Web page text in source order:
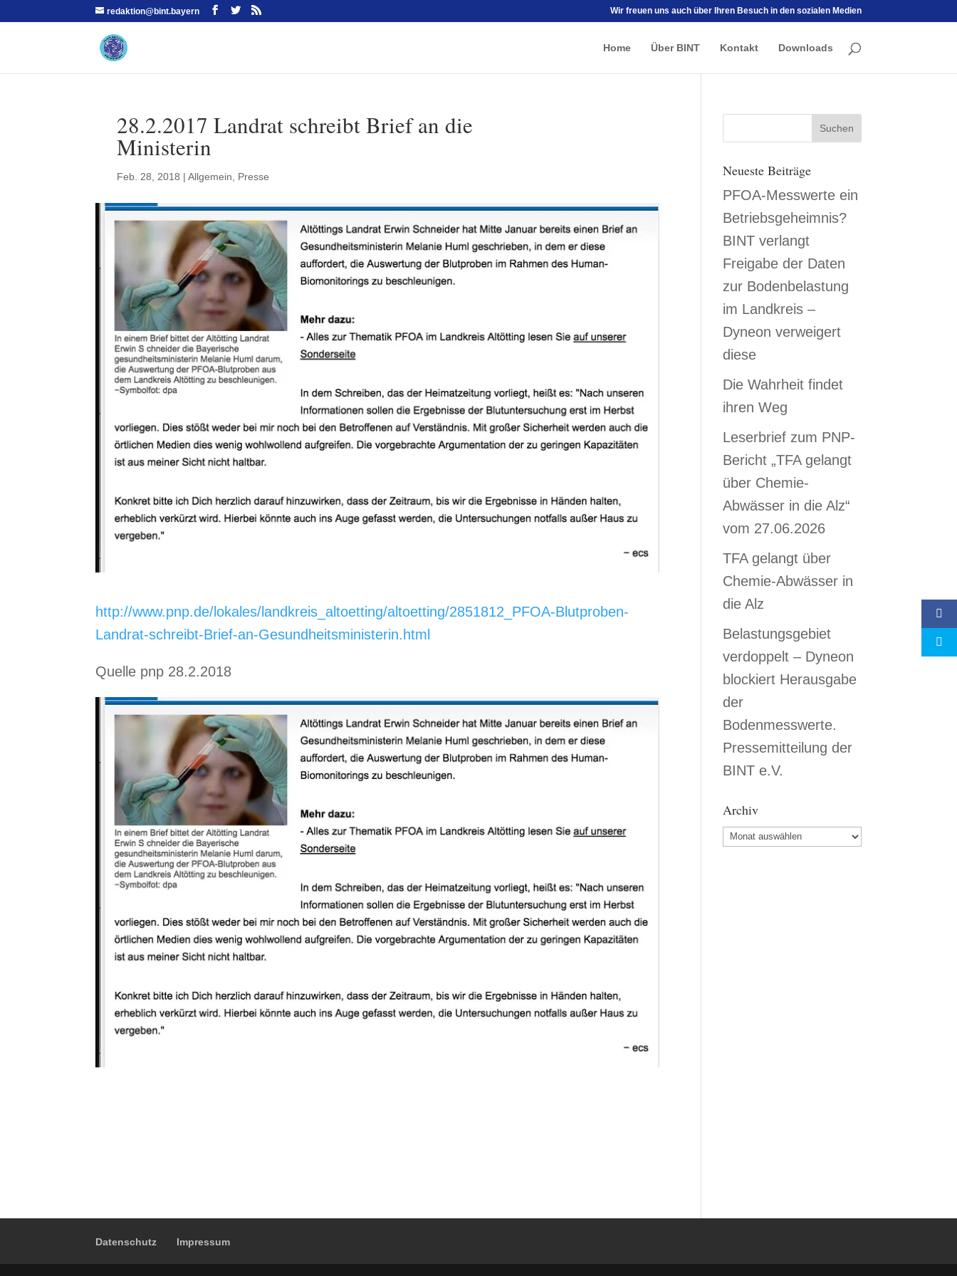
redaktion@bint.bayern Wir freuen uns auch über Ihren Besuch in den sozialen Medien
Home Über BINT Kontakt Downloads
28.2.2017 Landrat schreibt Brief an die
Ministerin
Feb. 28, 2018 |Allgemein Presse
http://www.pnp.de/lokales/landkreis_altoetting/altoetting/2851812_PFOA-Blutproben-
Landrat-schreibt-Brief-an-Gesundheitsministerin.html
Quelle pnp 28.2.2018
Neueste Beiträge
PFOA-Messwerte ein
Betriebsgeheimnis?
BINT verlangt
Freigabe der Daten
zur Bodenbelastung
im Landkreis –
Dyneon verweigert
diese
Die Wahrheit findet
ihren Weg
Leserbrief zum PNP-
Bericht „TFA gelangt
über Chemie-
Abwässer in die Alz“
vom 27.06.2026
TFA gelangt über
Chemie-Abwässer in
die Alz
Belastungsgebiet
verdoppelt – Dyneon
blockiert Herausgabe
der
Bodenmesswerte.
Pressemitteilung der
BINT e.V.
Archiv
Archiv
Datenschutz Impressum